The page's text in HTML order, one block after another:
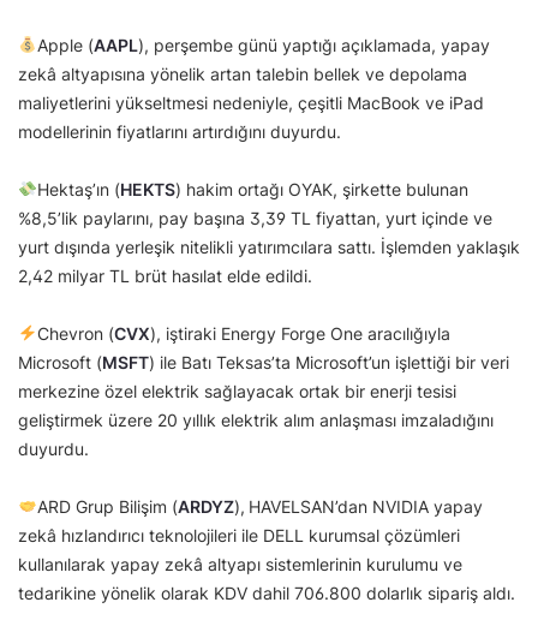
Apple (AAPL), perşembe günü yaptığı açıklamada, yapay
zekâ altyapısına yönelik artan talebin bellek ve depolama
maliyetlerini yükseltmesi nedeniyle, çeşitli MacBook ve iPad
modellerinin fiyatlarını artırdığını duyurdu.
Hektaş’ın (HEKTS) hakim ortağı OYAK, şirkette bulunan
%8,5’lik paylarını, pay başına 3,39 TL fiyattan, yurt içinde ve
yurt dışında yerleşik nitelikli yatırımcılara sattı. İşlemden yaklaşık
2,42 milyar TL brüt hasılat elde edildi.
Chevron (CVX), iştiraki Energy Forge One aracılığıyla
Microsoft (MSFT) ile Batı Teksas’ta Microsoft’un işlettiği bir veri
merkezine özel elektrik sağlayacak ortak bir enerji tesisi
geliştirmek üzere 20 yıllık elektrik alım anlaşması imzaladığını
duyurdu.
ARD Grup Bilişim (ARDYZ), HAVELSAN’dan NVIDIA yapay
zekâ hızlandırıcı teknolojileri ile DELL kurumsal çözümleri
kullanılarak yapay zekâ altyapı sistemlerinin kurulumu ve
tedarikine yönelik olarak KDV dahil 706.800 dolarlık sipariş aldı.